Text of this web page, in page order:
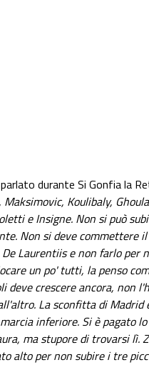
durante Si Gonfia la
Maksimovic, Koulibaly,
e Insigne. Non si può
Non si deve commettere
Laurentiis e non farlo per
un po' tutti, la penso
deve crescere ancora, non
La sconfitta di
inferiore. Si è pagato
ma stupore di trovarsi lì.
alto per non subire i tre